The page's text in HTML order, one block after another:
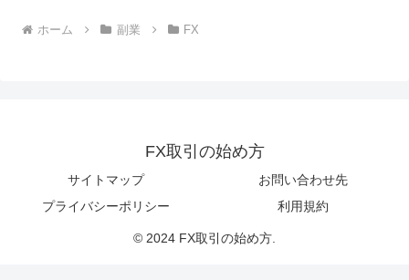
ホーム 副業 FX
FX取引の始め方
サイトマップ
お問い合わせ先
プライバシーポリシー
利用規約
© 2024 FX取引の始め方.